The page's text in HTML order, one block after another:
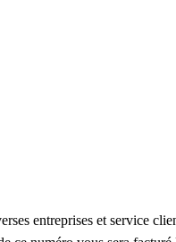
entreprises et service